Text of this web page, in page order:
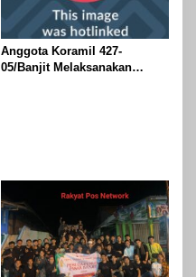
Anggota Koramil 427-
05/Banjit Melaksanakan